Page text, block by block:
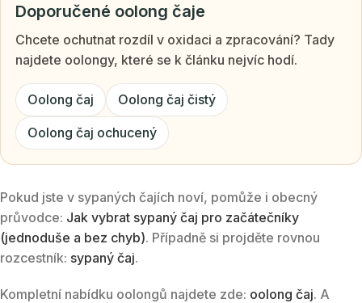
Doporučené oolong čaje
Chcete ochutnat rozdíl v oxidaci a zpracování? Tady
najdete oolongy, které se k článku nejvíc hodí.
Oolong čaj Oolong čaj čistý
Oolong čaj ochucený
Pokud jste v sypaných čajích noví, pomůže i obecný
průvodce: Jak vybrat sypaný čaj pro začátečníky
(jednoduše a bez chyb). Případně si projděte rovnou
rozcestník: sypaný čaj.
Kompletní nabídku oolongů najdete zde: oolong čaj. A